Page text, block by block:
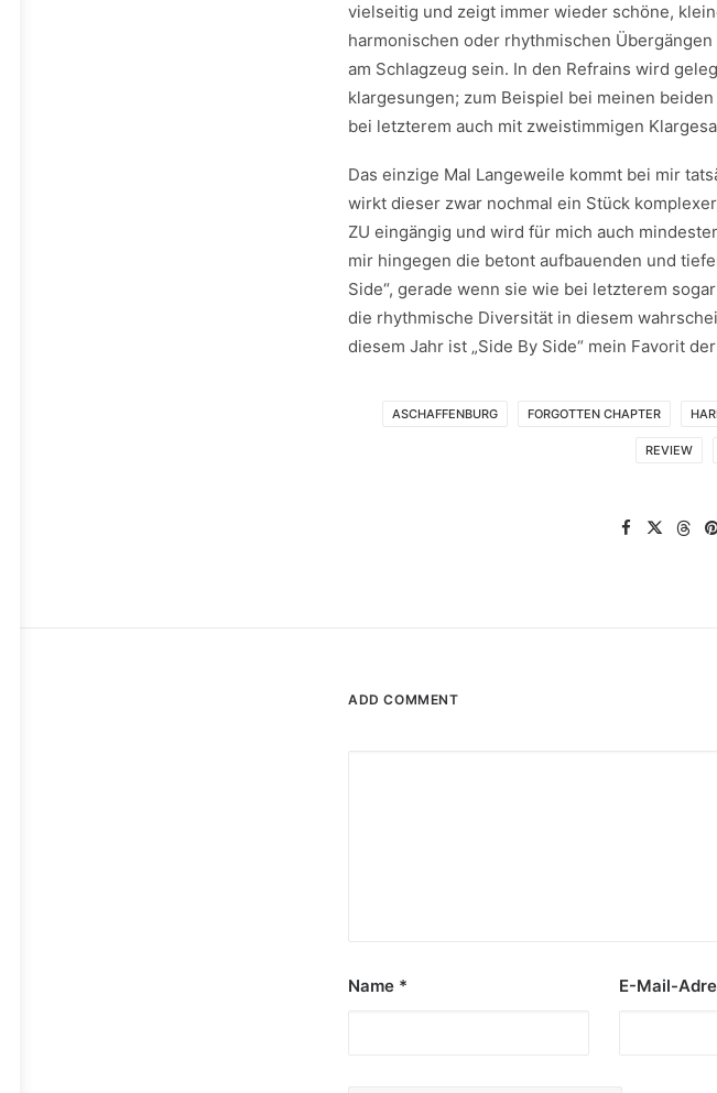
vielseitig und zeigt immer wieder schöne,
harmonischen oder rhythmischen
am Schlagzeug sein. In den Refrains wird
klargesungen; zum Beispiel bei meinen beiden
bei letzterem auch mit zweistimmigen
Das einzige Mal Langeweile kommt bei mir
wirkt dieser zwar nochmal ein Stück
ZU eingängig und wird für mich auch
mir hingegen die betont aufbauenden und
Side“, gerade wenn sie wie bei letzterem
die rhythmische Diversität in diesem
diesem Jahr ist „Side By Side“ mein Favorit
ASCHAFFENBURG FORGOTTEN CHAPTER
REVIEW
ADD COMMENT
Name * E-Mail-